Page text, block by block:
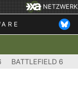
NETZWERK
BATTLEFIELD 6